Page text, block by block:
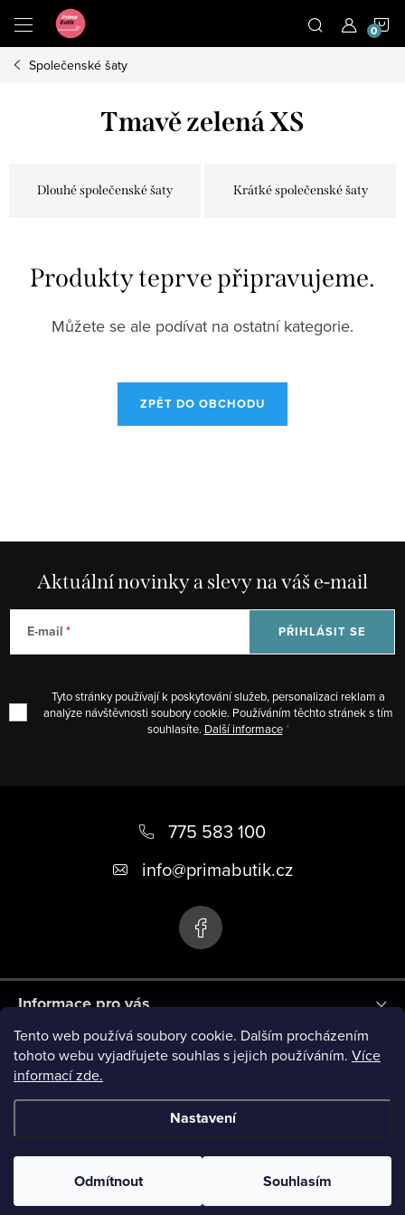
Tento web používá soubory cookie. Dalším procházením
tohoto webu vyjadřujete souhlas s jejich používáním. Více
informací zde.
Nastavení
Odmítnout Souhlasím
obsah
Společenské šaty
Tmavě zelená XS
Dlouhé společenské šaty Krátké společenské šaty
Produkty teprve připravujeme.
Můžete se ale podívat na ostatní kategorie.
ZPĚT DO OBCHODU
Aktuální novinky a slevy na váš e-mail
E-mail
Tyto stránky používají k poskytování služeb, personalizaci reklam a
analýze návštěvnosti soubory cookie. Používáním těchto stránek s tím
souhlasíte. Další informace
PŘIHLÁSIT SE
775 583 100
info@primabutik.cz
Informace pro vás
Blog
Novinky
Copyright 2026PRIMA BUTIK. Všechna práva vyhrazena.